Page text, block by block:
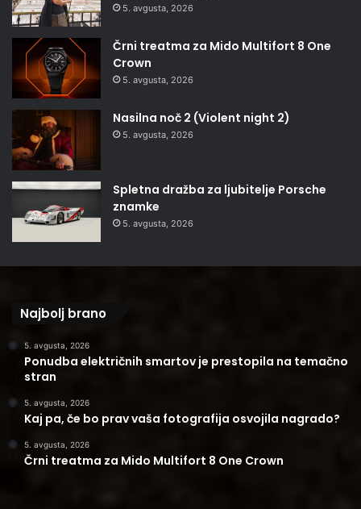
5. avgusta, 2026
Črni treatma za Mido Multifort 8 One
Crown
5. avgusta, 2026
Nasilna noč 2 (Violent night 2)
5. avgusta, 2026
Spletna dražba za ljubitelje Porsche
znamke
5. avgusta, 2026
Najbolj brano
5. avgusta, 2026
Ponudba električnih smartov je prestopila na temačno
stran
5. avgusta, 2026
Kaj pa, če bo prav vaša fotografija osvojila nagrado?
5. avgusta, 2026
Črni treatma za Mido Multifort 8 One Crown